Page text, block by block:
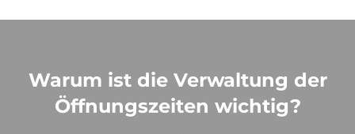
Warum ist die Verwaltung der
Öffnungszeiten wichtig?